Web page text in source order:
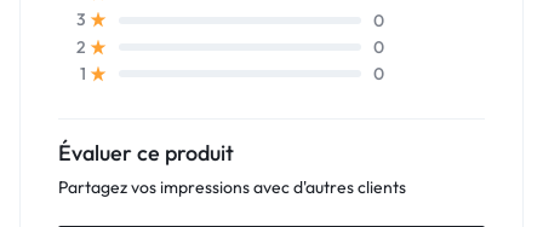
3
0
2
0
1
0
Évaluer ce produit
Partagez vos impressions avec d'autres clients